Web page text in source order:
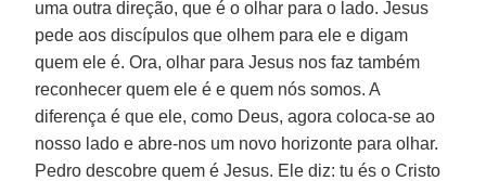
uma outra direção, que é o olhar para o lado. Jesus
pede aos discípulos que olhem para ele e digam
quem ele é. Ora, olhar para Jesus nos faz também
reconhecer quem ele é e quem nós somos. A
diferença é que ele, como Deus, agora coloca-se ao
nosso lado e abre-nos um novo horizonte para olhar.
Pedro descobre quem é Jesus. Ele diz: tu és o Cristo